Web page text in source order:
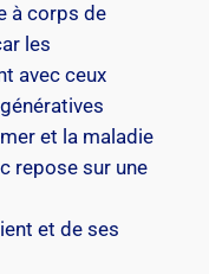
à corps de
les
avec ceux
et la maladie
repose sur une
et de ses